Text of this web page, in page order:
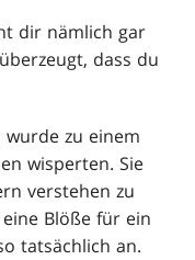
dir nämlich gar
dass du
zu einem
wisperten. Sie
verstehen zu
Blöße für ein
tatsächlich an.